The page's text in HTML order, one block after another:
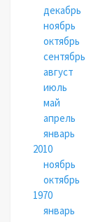
декабрь
ноябрь
октябрь
сентябрь
август
июль
май
апрель
январь
2010
ноябрь
октябрь
1970
январь